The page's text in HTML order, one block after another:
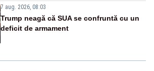
7 aug. 2026, 08:03
Trump neagă că SUA se confruntă cu un
deficit de armament